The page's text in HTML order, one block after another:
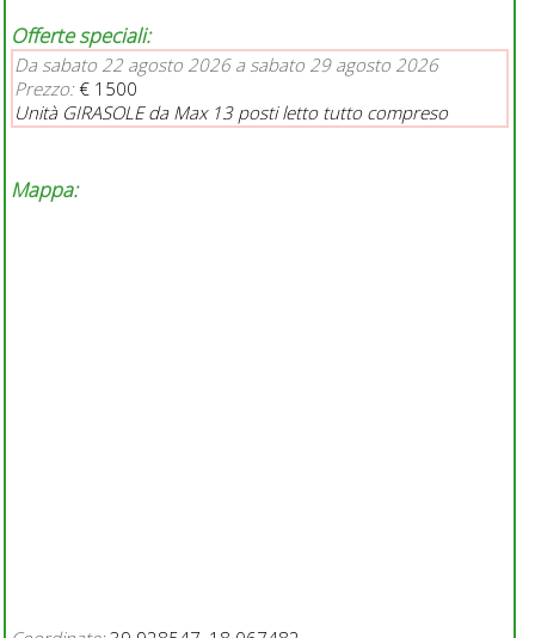
Offerte speciali:
Da sabato 22 agosto 2026 a sabato 29 agosto 2026
Prezzo:€ 1500
Unità GIRASOLE da Max 13 posti letto tutto compreso
Mappa: